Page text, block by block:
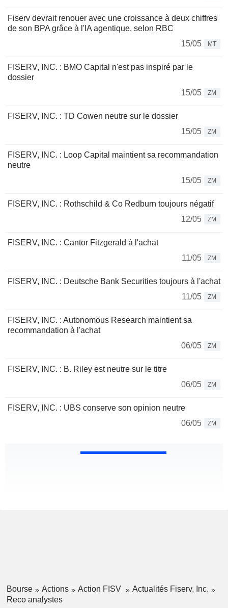
Fiserv devrait renouer avec une croissance à deux chiffres
de son BPA grâce à l'IA agentique, selon RBC
15/05
MT
FISERV, INC. : BMO Capital n'est pas inspiré par le
dossier
15/05
ZM
FISERV, INC. : TD Cowen neutre sur le dossier
15/05
ZM
FISERV, INC. : Loop Capital maintient sa recommandation
neutre
15/05
ZM
FISERV, INC. : Rothschild & Co Redburn toujours négatif
12/05
ZM
FISERV, INC. : Cantor Fitzgerald à l'achat
11/05
ZM
FISERV, INC. : Deutsche Bank Securities toujours à l'achat
11/05
ZM
FISERV, INC. : Autonomous Research maintient sa
recommandation à l'achat
06/05
ZM
FISERV, INC. : B. Riley est neutre sur le titre
06/05
ZM
FISERV, INC. : UBS conserve son opinion neutre
06/05
ZM
Bourse Actions Action FISV
Actualités Fiserv, Inc.
Reco analystes